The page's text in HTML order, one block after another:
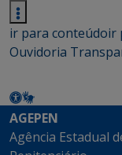
ir para conteúdoir
Ouvidoria
AGEPEN
Agência Estadual